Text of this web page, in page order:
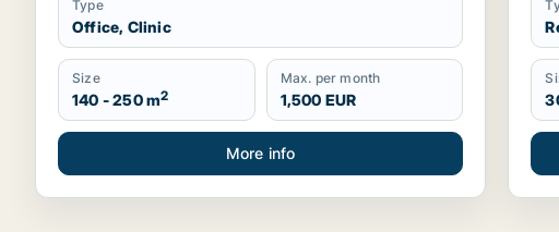
Type
Office, Clinic
Size
140 - 250 m2
Max. per month
1,500 EUR
More info